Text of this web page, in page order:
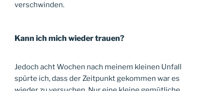
verschwinden.
Kann ich mich wieder trauen?
Jedoch acht Wochen nach meinem kleinen Unfall
spürte ich, dass der Zeitpunkt gekommen war es